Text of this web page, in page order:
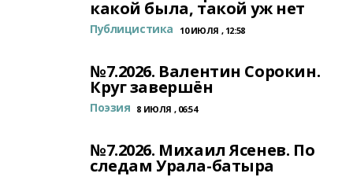
какой была, такой уж нет
Публицистика 10 ИЮЛЯ , 12:58
№7.2026. Валентин Сорокин.
Круг завершён
Поэзия 8 ИЮЛЯ , 06:54
№7.2026. Михаил Ясенев. По
следам Урала-батыра